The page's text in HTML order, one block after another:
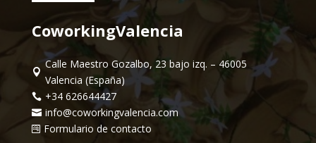
CoworkingValencia

Calle Maestro Gozalbo, 23 bajo izq. – 46005
Valencia (España)
 +34 626644427
 info@coworkingvalencia.com
 Formulario de contacto